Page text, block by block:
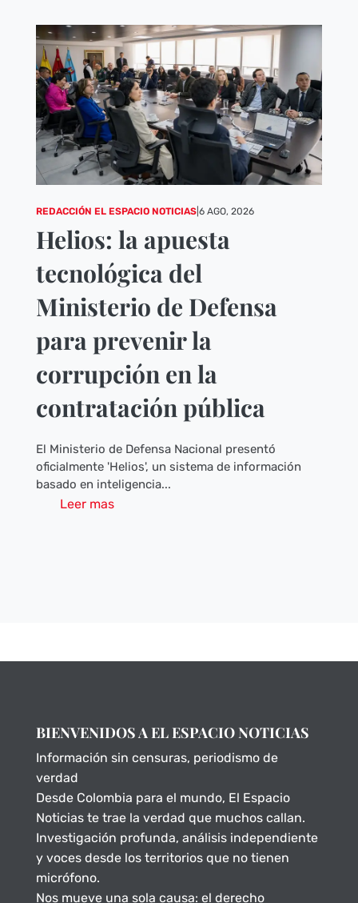
REDACCIÓN EL ESPACIO NOTICIAS| 6 AGO, 2026
Helios: la apuesta
tecnológica del
Ministerio de Defensa
para prevenir la
corrupción en la
contratación pública
El Ministerio de Defensa Nacional presentó
oficialmente 'Helios', un sistema de información
basado en inteligencia...
Leer mas
BIENVENIDOS A EL ESPACIO NOTICIAS
Información sin censuras, periodismo de
verdad
Desde Colombia para el mundo, El Espacio
Noticias te trae la verdad que muchos callan.
Investigación profunda, análisis independiente
y voces desde los territorios que no tienen
micrófono.
Nos mueve una sola causa: el derecho